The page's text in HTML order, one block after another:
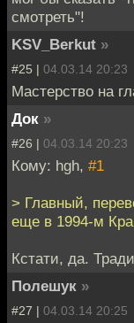
смотреть"!
KSV_Berkut »
#25 | 04.03.14 20:23
Мастерство на
Док »
#26 | 04.03.14 20:23
Кому: hgh, #1
> Главный,
еще в 1994-м
Кстати, да.
Полешук »
#27 | 04.03.14 20:25